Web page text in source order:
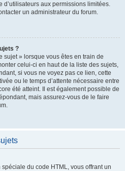
aux permissions limitées.
un administrateur du forum.
?
sujet » lorsque vous êtes en train de
celui-ci en haut de la liste des sujets,
si vous ne voyez pas ce lien, cette
ou le temps d’attente nécessaire entre
été atteint. Il est également possible de
mais assurez-vous de le faire
du code HTML, vous offrant un